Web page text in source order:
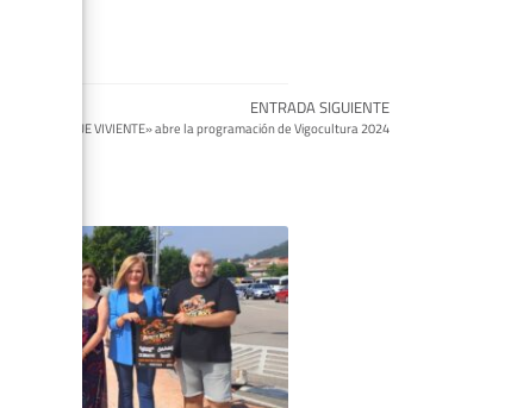
ENTRADA SIGUIENTE
«O BOSQUE VIVIENTE» abre la programación de Vigocultura 2024